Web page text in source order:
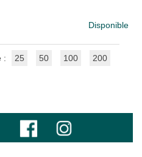
Disponible
: 25 50 100 200